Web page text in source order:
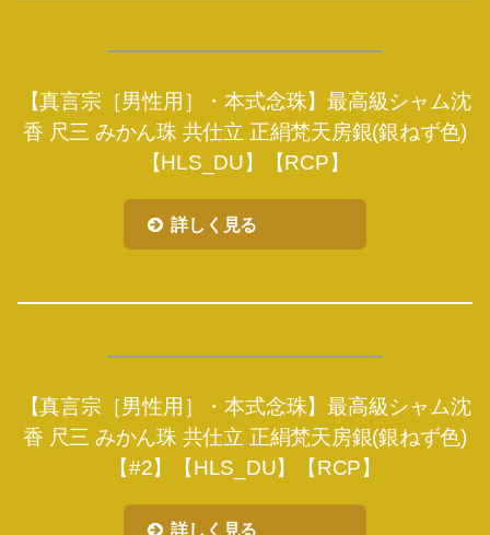
【真言宗［男性用］・本式念珠】最高級シャム沈
香 尺三 みかん珠 共仕立 正絹梵天房銀(銀ねず色)
【HLS_DU】【RCP】
詳しく見る
【真言宗［男性用］・本式念珠】最高級シャム沈
香 尺三 みかん珠 共仕立 正絹梵天房銀(銀ねず色)
【#2】【HLS_DU】【RCP】
詳しく見る